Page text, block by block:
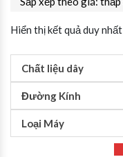
Hiển thị kết quả duy nhất
Chất liệu dây
Đường Kính
Loại Máy